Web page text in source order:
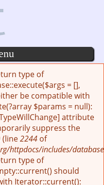
type of
= [],
be compatible with
$params = null):
attribute
suppress the
(line2244 of
httpdocs/includes/
type of
should
Iterator::current():